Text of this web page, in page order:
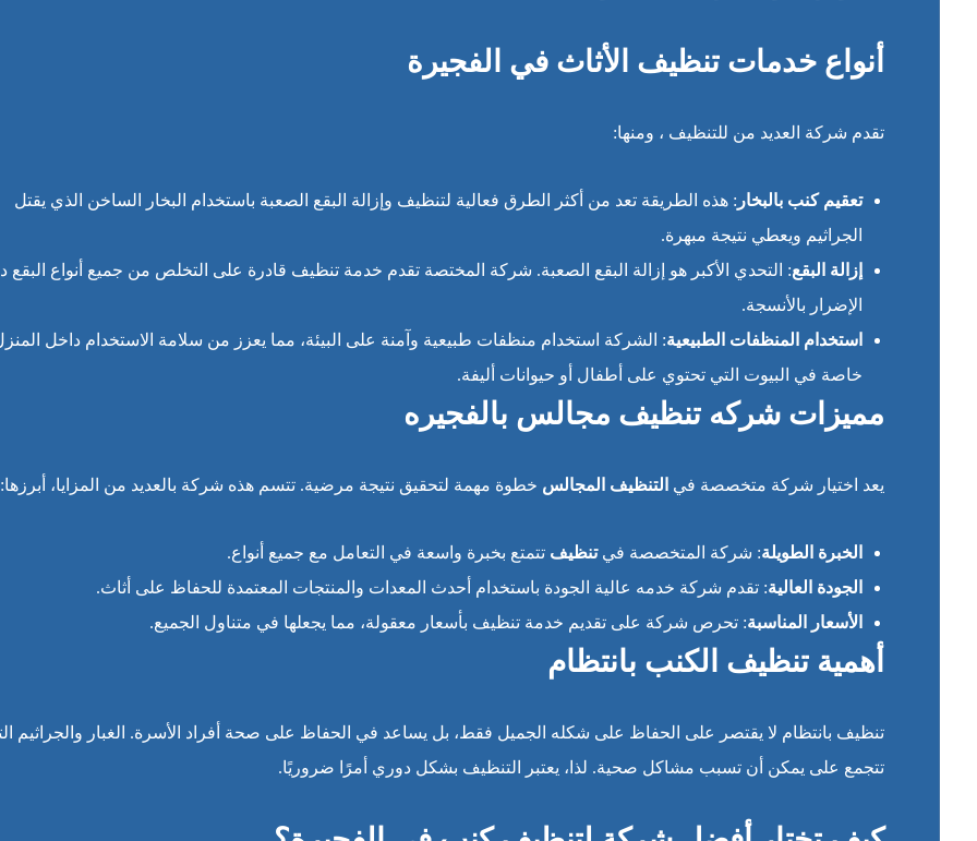
أنواع خدمات تنظيف الأثاث في الفجيرة
تقدم شركة العديد من للتنظيف ، ومنها:
تعقيم كنب بالبخار : هذه الطريقة تعد من أكثر الطرق فعالية لتنظيف وإزالة البقع الصعبة باستخدام البخار الساخن الذي يقتل
الجراثيم ويعطي نتيجة مبهرة.
إزالة البقع: التحدي الأكبر هو إزالة البقع الصعبة. شركة المختصة تقدم خدمة تنظيف قادرة على التخلص من جميع أنواع البقع
الإضرار بالأنسجة.
استخدام المنظفات الطبيعية: الشركة استخدام منظفات طبيعية وآمنة على البيئة، مما يعزز من سلامة الاستخدام داخل
خاصة في البيوت التي تحتوي على أطفال أو حيوانات أليفة.
مميزات شركه تنظيف مجالس بالفجيره
يعد اختيار شركة متخصصة في التنظيف المجالس خطوة مهمة لتحقيق نتيجة مرضية. تتسم هذه شركة بالعديد من المزايا، أبرزها:
الخبرة الطويلة: شركة المتخصصة فيتنظيف تتمتع بخبرة واسعة في التعامل مع جميع أنواع.
الجودة العالية: تقدم شركة خدمه عالية الجودة باستخدام أحدث المعدات والمنتجات المعتمدة للحفاظ على أثاث.
الأسعار المناسبة: تحرص شركة على تقديم خدمة تنظيف بأسعار معقولة، مما يجعلها في متناول الجميع.
أهمية تنظيف الكنب بانتظام
تنظيف بانتظام لا يقتصر على الحفاظ على شكله الجميل فقط، بل يساعد في الحفاظ على صحة أفراد الأسرة. الغبار والجراثيم
تتجمع على يمكن أن تسبب مشاكل صحية. لذا، يعتبر التنظيف بشكل دوري أمرًا ضروريًا.